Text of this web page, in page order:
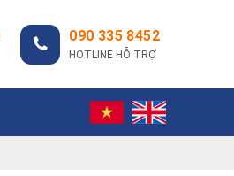
090 335 8452
HOTLINE HỖ TRỢ